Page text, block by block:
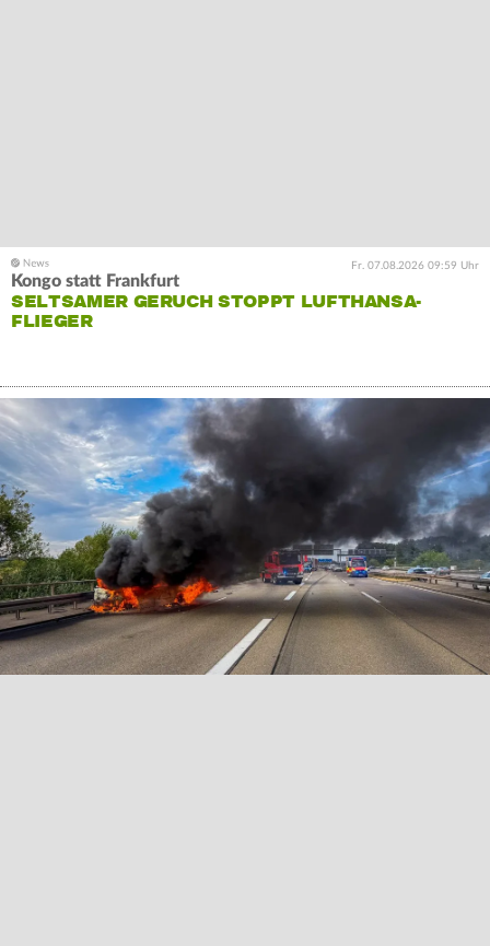
Fr. 07.08.2026 09:59 Uhr
Kongo statt Frankfurt
SELTSAMER GERUCH STOPPT LUFTHANSA-
FLIEGER